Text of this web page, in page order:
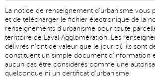
La notice de renseignement d’urbanisme vous
et de télécharger le fichier électronique de la
renseignements d'urbanisme pour toute
territoire de Laval Agglomération. Les
délivrés n'ont de valeur que le jour où ils sont
constituent un simple document d'information
aucun cas être considérés comme une
quelconque ni un certificat d'urbanisme.